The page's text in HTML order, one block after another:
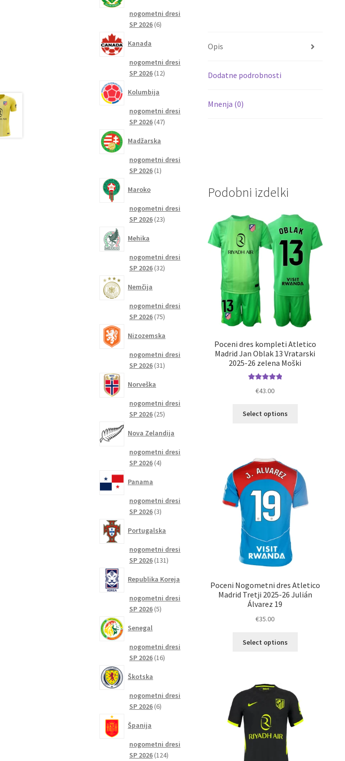
Opis
Dodatne podrobnosti
Mnenja (0)
Podobni izdelki
Poceni dres kompleti Atletico
Madrid Jan Oblak 13 Vratarski
2025-26 zelena Moški
5.00od 5
€43.00
Select options
lahko
izberete
strani
Poceni Nogometni dres Atletico
Madrid Tretji 2025-26 Julián
Álvarez 19
€35.00
Select options
lahko
izberete
na
nogometni dresi
SP 2026 66
Kanada
nogometni dresi
SP 2026 1212
Kolumbija
nogometni dresi
SP 2026 4747
Madžarska
nogometni dresi
SP 2026 11
Maroko
nogometni dresi
SP 2026 2323
Mehika
nogometni dresi
SP 2026 3232
Nemčija
nogometni dresi
SP 2026 7575
Nizozemska
nogometni dresi
SP 2026 3131
Norveška
nogometni dresi
SP 2026 2525
Nova Zelandija
nogometni dresi
SP 2026 44
Panama
nogometni dresi
SP 2026 33
Portugalska
nogometni dresi
SP 2026 131131
Republika Koreja
nogometni dresi
SP 2026 55
Senegal
nogometni dresi
SP 2026 1616
Škotska
nogometni dresi
SP 2026 66
Španija
nogometni dresi
SP 2026 124124